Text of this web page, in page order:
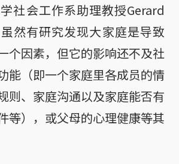
社会工作系助理教授Gerard
然有研究发现大家庭是导致
个因素，但它的影响还不及社
能（即一个家庭里各成员的情
则、家庭沟通以及家庭能否有
等），或父母的心理健康等其